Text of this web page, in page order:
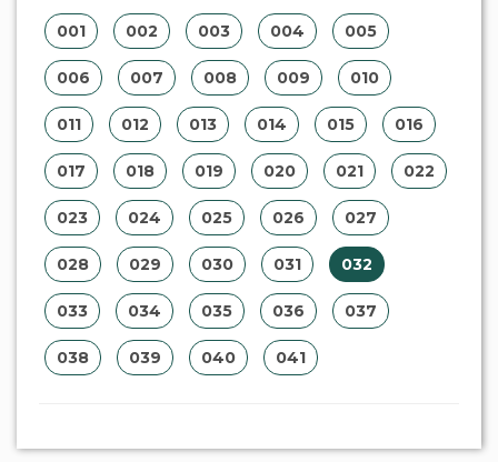
001 002 003 004 005
006 007 008 009 010
011 012 013 014 015 016
017 018 019 020 021 022
023 024 025 026 027
028 029 030 031 032
033 034 035 036 037
038 039 040 041